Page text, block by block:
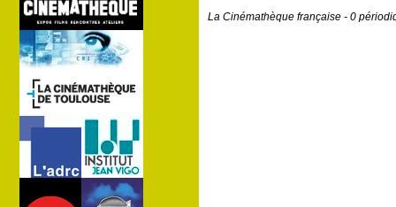
La Cinémathèque française - 0